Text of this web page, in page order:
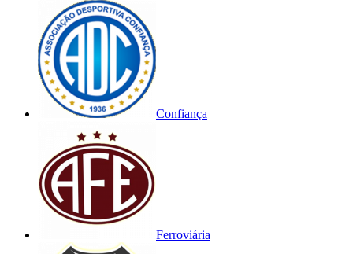
Confiança
Ferroviária